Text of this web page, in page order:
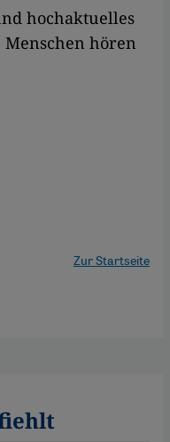
hochaktuelles
hören
Zur Startseite